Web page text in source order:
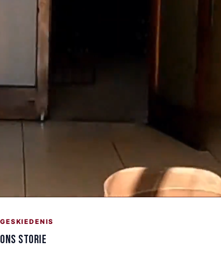
GESKIEDENIS
Ons Storie